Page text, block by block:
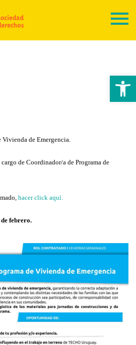
Abrir
Vivienda de Emergencia.
de Coordinador/a de Programa de
hacer click aquí.
febrero.